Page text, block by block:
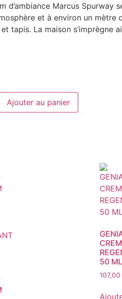
d’ambiance Marcus Spurway
et à environ un mètre
tapis. La maison s’imprègne
Ajouter au panier
50 ML
107,00